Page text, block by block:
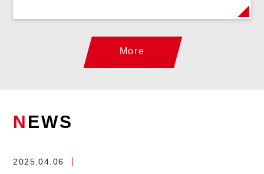
More
N EWS
2025.04.06